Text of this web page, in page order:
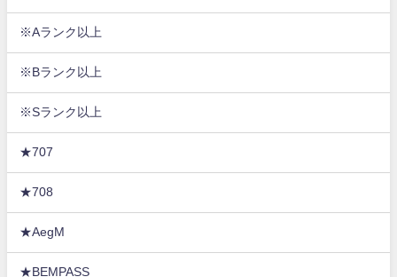
※Aランク以上
※Bランク以上
※Sランク以上
★707
★708
★AegM
★BEMPASS